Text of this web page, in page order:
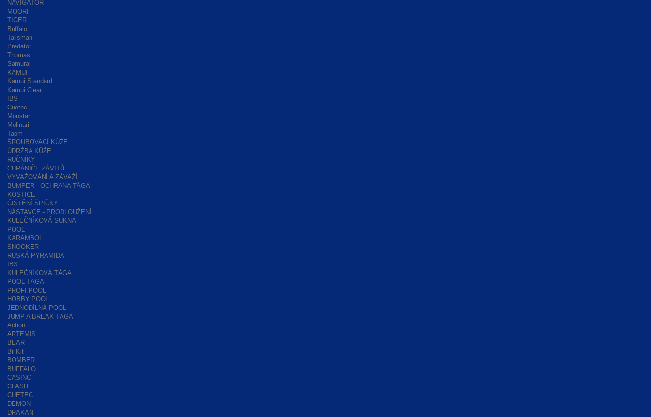
NAVIGATOR
MOORI
TIGER
Buffalo
Talisman
Predator
Thomas
Samurai
KAMUI
Kamui Standard
Kamui Clear
IBS
Cuetec
Monstar
Molinari
Taom
ŠROUBOVACÍ KŮŽE
ÚDRŽBA KŮŽE
RUČNÍKY
CHRÁNIČE ZÁVITŮ
VYVAŽOVÁNÍ A ZÁVAŽÍ
BUMPER - OCHRANA TÁGA
KOSTICE
ČIŠTĚNÍ ŠPIČKY
NÁSTAVCE - PRODLOUŽENÍ
KULEČNÍKOVÁ SUKNA
POOL
KARAMBOL
SNOOKER
RUSKÁ PYRAMIDA
IBS
KULEČNÍKOVÁ TÁGA
POOL TÁGA
PROFI POOL
HOBBY POOL
JEDNODÍLNÁ POOL
JUMP A BREAK TÁGA
Action
ARTEMIS
BEAR
BillKit
BOMBER
BUFFALO
CASINO
CLASH
CUETEC
DEMON
DRAKAN